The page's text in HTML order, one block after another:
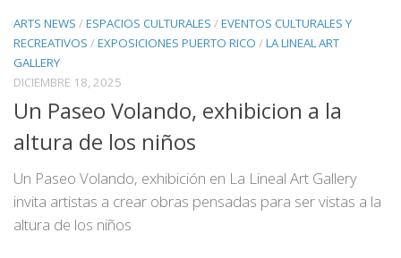
ARTS NEWS /ESPACIOS CULTURALES /EVENTOS CULTURALES Y
RECREATIVOS /EXPOSICIONES PUERTO RICO /LA LINEAL ART
GALLERY
DICIEMBRE 18, 2025
Un Paseo Volando, exhibicion a la
altura de los niños
Un Paseo Volando, exhibición en La Lineal Art Gallery
invita artistas a crear obras pensadas para ser vistas a la
altura de los niños